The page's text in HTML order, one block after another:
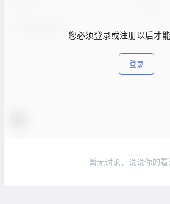
您必须登录或注册以后才
登录
暂无讨论，说说你的看